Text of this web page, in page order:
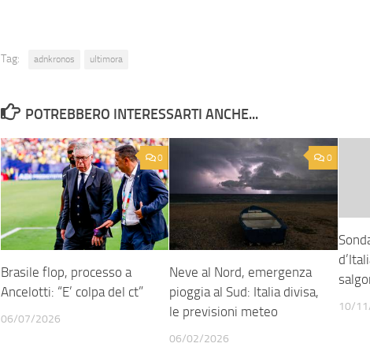
Tag: adnkronos ultimora
POTREBBERO INTERESSARTI ANCHE...
0
Brasile flop, processo a
Ancelotti: “E’ colpa del ct”
06/07/2026
0
Neve al Nord, emergenza
pioggia al Sud: Italia divisa,
le previsioni meteo
06/02/2026
10/